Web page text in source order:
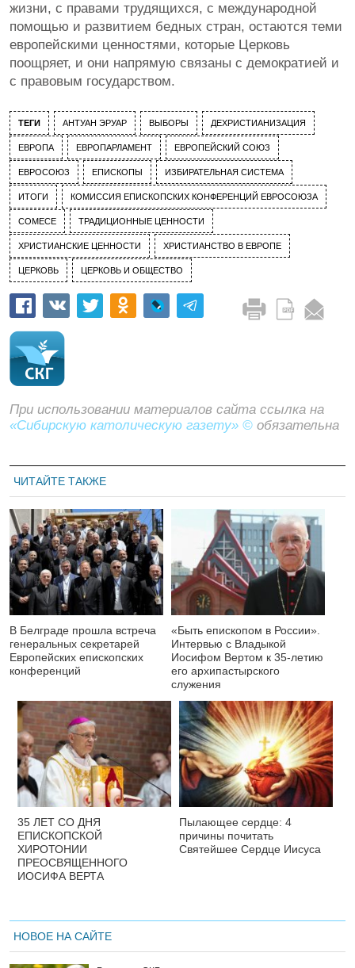
жизни, с правами трудящихся, с международной
помощью и развитием бедных стран, остаются теми
европейскими ценностями, которые Церковь
поощряет, и они напрямую связаны с демократией и
с правовым государством.
ТЕГИ АНТУАН ЭРУАР ВЫБОРЫ ДЕХРИСТИАНИЗАЦИЯ
ЕВРОПА ЕВРОПАРЛАМЕНТ ЕВРОПЕЙСКИЙ СОЮЗ
ЕВРОСОЮЗ ЕПИСКОПЫ ИЗБИРАТЕЛЬНАЯ СИСТЕМА
ИТОГИ КОМИССИЯ ЕПИСКОПСКИХ КОНФЕРЕНЦИЙ ЕВРОСОЮЗА
СОМЕСЕ ТРАДИЦИОННЫЕ ЦЕННОСТИ
ХРИСТИАНСКИЕ ЦЕННОСТИ ХРИСТИАНСТВО В ЕВРОПЕ
ЦЕРКОВЬ ЦЕРКОВЬ И ОБЩЕСТВО
При использовании материалов сайта ссылка на
«Сибирскую католическую газету» © обязательна
ЧИТАЙТЕ ТАКЖЕ
В Белграде прошла встреча
генеральных секретарей
Европейских епископских
конференций
«Быть епископом в России».
Интервью с Владыкой
Иосифом Вертом к 35-летию
его архипастырского
служения
35 ЛЕТ СО ДНЯ
ЕПИСКОПСКОЙ
ХИРОТОНИИ
ПРЕОСВЯЩЕННОГО
ИОСИФА ВЕРТА
Пылающее сердце: 4
причины почитать
Святейшее Сердце Иисуса
НОВОЕ НА САЙТЕ